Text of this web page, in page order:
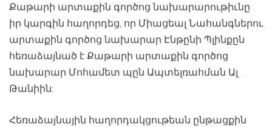
Քաթարի արտաքին գործոց նախարարութիւնը
իր կարգին հաղորդեց, որ Միացեալ Նահանգներու
արտաքին գործոց նախարար Էնթընի Պլինքըն
հեռաձայնած է Քաթարի արտաքին գործոց
նախարար Մոհամետ պըն Ապտելռահման Ալ
Թանիին:
Հեռաձայնային հաղորդակցութեան ընթացքին